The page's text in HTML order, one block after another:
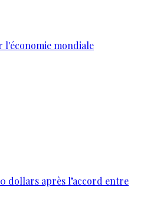
l'économie mondiale
dollars après l’accord entre